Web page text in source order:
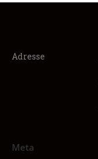
Adresse
Meta